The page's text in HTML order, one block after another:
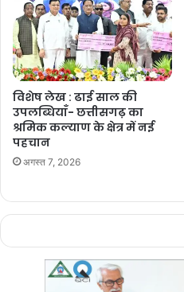
विशेष लेख : ढाई साल की
उपलब्धियाँ- छत्तीसगढ़ का
श्रमिक कल्याण के क्षेत्र में नई
पहचान
अगस्त 7, 2026